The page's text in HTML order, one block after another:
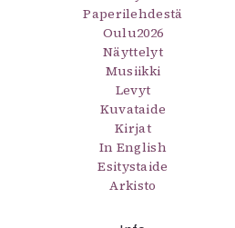
Paperilehdestä
Oulu2026
Näyttelyt
Musiikki
Levyt
Kuvataide
Kirjat
In English
Esitystaide
Arkisto